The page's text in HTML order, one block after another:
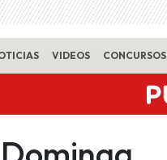
VIDEOS CONCURSOS